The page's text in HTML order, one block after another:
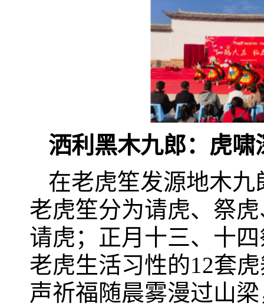
洒利黑木九郎：虎啸
在老虎笙发源地木
老虎笙分为请虎、祭
请虎；正月十三、十
老虎生活习性的12套
声祈福随晨雾漫过山